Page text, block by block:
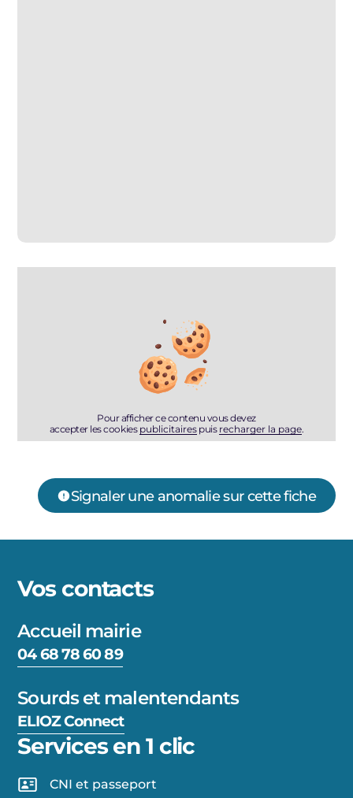
Pour afficher ce contenu vous devez
accepter les cookies publicitairespuis recharger la page.
Signaler une anomalie sur cette fiche
Vos contacts
Accueil mairie
04 68 78 60 89
Sourds et malentendants
ELIOZ Connect
Services en 1 clic
CNI et passeport